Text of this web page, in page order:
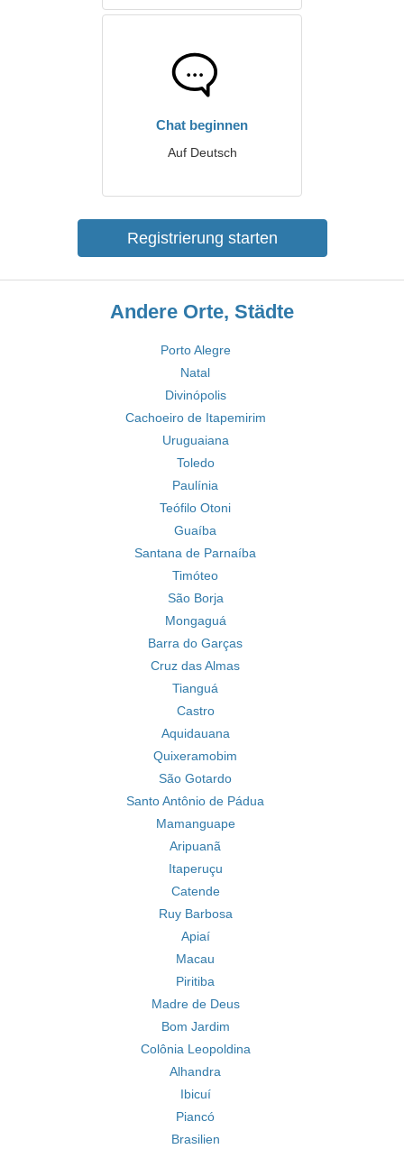
Chat beginnen
Auf Deutsch
Registrierung starten
Andere Orte, Städte
Porto Alegre
Natal
Divinópolis
Cachoeiro de Itapemirim
Uruguaiana
Toledo
Paulínia
Teófilo Otoni
Guaíba
Santana de Parnaíba
Timóteo
São Borja
Mongaguá
Barra do Garças
Cruz das Almas
Tianguá
Castro
Aquidauana
Quixeramobim
São Gotardo
Santo Antônio de Pádua
Mamanguape
Aripuanã
Itaperuçu
Catende
Ruy Barbosa
Apiaí
Macau
Piritiba
Madre de Deus
Bom Jardim
Colônia Leopoldina
Alhandra
Ibicuí
Piancó
Brasilien